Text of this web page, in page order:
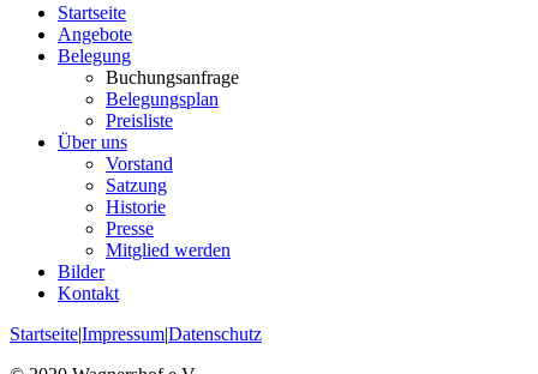
Startseite
Angebote
Belegung
Buchungsanfrage
Belegungsplan
Preisliste
Über uns
Vorstand
Satzung
Historie
Presse
Mitglied werden
Bilder
Kontakt
Startseite|Impressum|Datenschutz